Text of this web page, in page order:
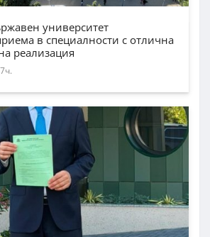
университет
в специалности с отлична
реализация